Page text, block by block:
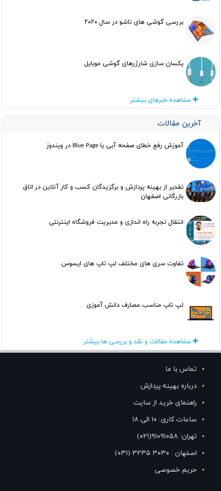
بررسی گوشی های تاشو در سال ۲۰۲۰
یکسان سازی شارژرهای گوشی موبایل
مشاهده خبرهای بیشتر
آخرین مقالات
آموزش رفع خطای صفحه آبی یا Blue Page در ویندوز
تقدیر از بهینه پردازش و برگزیدگان کسب و کار آنلاین در اتاق
بازرگانی اصفهان
انتقال تجربه راه اندازی و مدیریت فروشگاه اینترنتی
تفاوت سری های مختلف لپ تاپ های ایسوس
لپ تاپ مناسب مصارف دانش آموزی
مشاهده مقالات و نقد و بررسی ها بیشتر
تماس با ما
درباره بهینه پردازش
راهنمای خرید از سایت
ساعات کاری: ۱۰ الی ۱۸
تهران: ۹۱۰۹۱۰۵۸(۰۲۱)
اصفهان : ۳۰۳۰ ۳۲۳۵ (۰۳۱)
حریم خصوصی